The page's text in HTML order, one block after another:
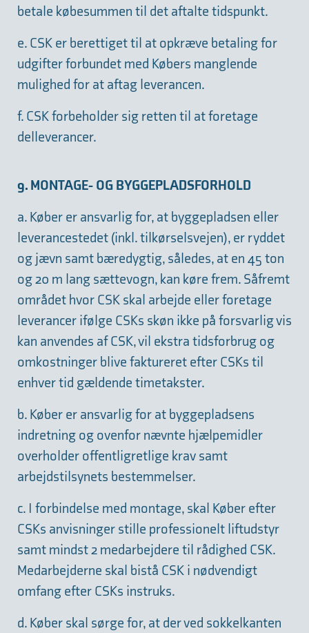
betale købesummen til det aftalte tidspunkt.
e. CSK er berettiget til at opkræve betaling for
udgifter forbundet med Købers manglende
mulighed for at aftag leverancen.
f. CSK forbeholder sig retten til at foretage
delleverancer.
9. MONTAGE- OG BYGGEPLADSFORHOLD
a. Køber er ansvarlig for, at byggepladsen eller
leverancestedet (inkl. tilkørselsvejen), er ryddet
og jævn samt bæredygtig, således, at en 45 ton
og 20 m lang sættevogn, kan køre frem. Såfremt
området hvor CSK skal arbejde eller foretage
leverancer ifølge CSKs skøn ikke på forsvarlig vis
kan anvendes af CSK, vil ekstra tidsforbrug og
omkostninger blive faktureret efter CSKs til
enhver tid gældende timetakster.
b. Køber er ansvarlig for at byggepladsens
indretning og ovenfor nævnte hjælpemidler
overholder offentligretlige krav samt
arbejdstilsynets bestemmelser.
c. I forbindelse med montage, skal Køber efter
CSKs anvisninger stille professionelt liftudstyr
samt mindst 2 medarbejdere til rådighed CSK.
Medarbejderne skal bistå CSK i nødvendigt
omfang efter CSKs instruks.
d. Køber skal sørge for, at der ved sokkelkanten